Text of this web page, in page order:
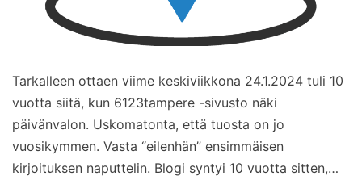
Tarkalleen ottaen viime keskiviikkona 24.1.2024 tuli 10
vuotta siitä, kun 6123tampere -sivusto näki
päivänvalon. Uskomatonta, että tuosta on jo
vuosikymmen. Vasta “eilenhän” ensimmäisen
kirjoituksen naputtelin. Blogi syntyi 10 vuotta sitten,…